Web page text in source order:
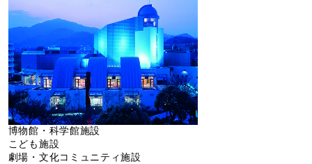
博物館・科学館施設
こども施設
劇場・文化コミュニティ施設